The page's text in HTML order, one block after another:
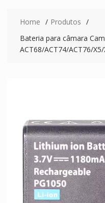
Home
Produtos
Bateria para câmara
ACT68/ACT74/ACT76/